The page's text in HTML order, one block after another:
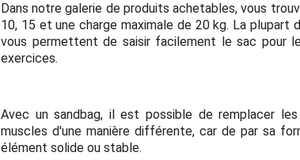
Dans notre galerie de produits achetables, vous
10, 15 et une charge maximale de 20 kg. La plupart
vous permettent de saisir facilement le sac pour
exercices.
Avec un sandbag, il est possible de remplacer
muscles d'une manière différente, car de par sa
élément solide ou stable.